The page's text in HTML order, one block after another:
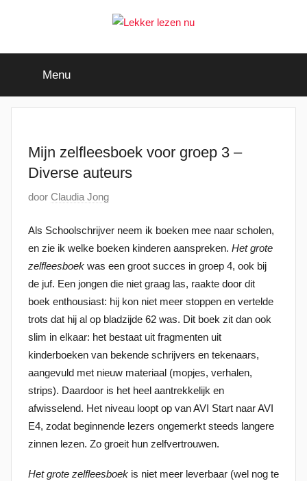
Lekker
lezen
kinderboeken
Menu
Mijn zelfleesboek voor groep 3 –
Diverse auteurs
G
p
l
a
a
t
s
t
o
p
1
6
j
a
door Claudia Jong
Als Schoolschrijver neem ik boeken mee naar scholen,
en zie ik welke boeken kinderen aanspreken. Het grote
zelfleesboek was een groot succes in groep 4, ook bij
de juf. Een jongen die niet graag las, raakte door dit
boek enthousiast: hij kon niet meer stoppen en vertelde
trots dat hij al op bladzijde 62 was. Dit boek zit dan ook
slim in elkaar: het bestaat uit fragmenten uit
kinderboeken van bekende schrijvers en tekenaars,
aangevuld met nieuw materiaal (mopjes, verhalen,
strips). Daardoor is het heel aantrekkelijk en
afwisselend. Het niveau loopt op van AVI Start naar AVI
E4, zodat beginnende lezers ongemerkt steeds langere
zinnen lezen. Zo groeit hun zelfvertrouwen.
Het grote zelfleesboek is niet meer leverbaar (wel nog te